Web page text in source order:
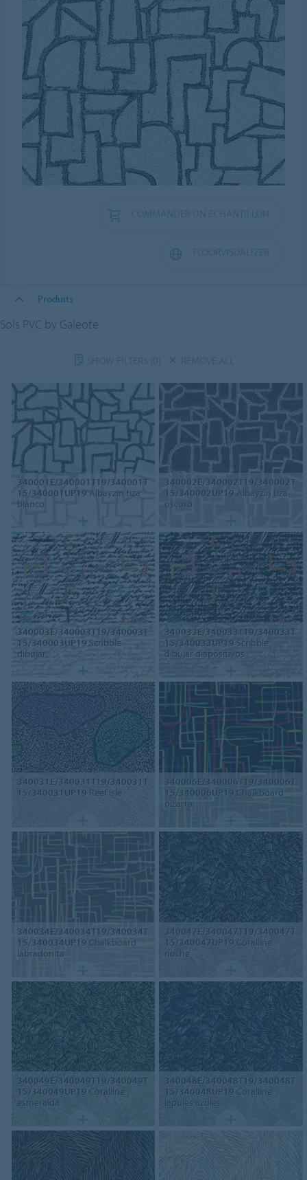
Produits
Sols PVC by Galeote
340001E/340001T19/340001T
15/340001UP19 Albayzin tiza
blanco
340002E/340002T19/340002T
15/340002UP19 Albayzin tiza
oscuro
340003E/340003T19/340003T
15/340003UP19 Scribble
dibujar
340033E/340033T19/340033T
15/340033UP19 Scribble
dibujar diapositivos
340031E/340031T19/340031T
15/340031UP19 Reef isle
340006E/340006T19/340006T
15/340006UP19 Chalkboard
pizarra
340034E/340034T19/340034T
15/340034UP19 Chalkboard
labradonita
340047E/340047T19/340047T
15/340047UP19 Coralline
noche
340049E/340049T19/340049T
15/340049UP19 Coralline
esmeralda
340048E/340048T19/340048T
15/340048UP19 Coralline
lapules azules